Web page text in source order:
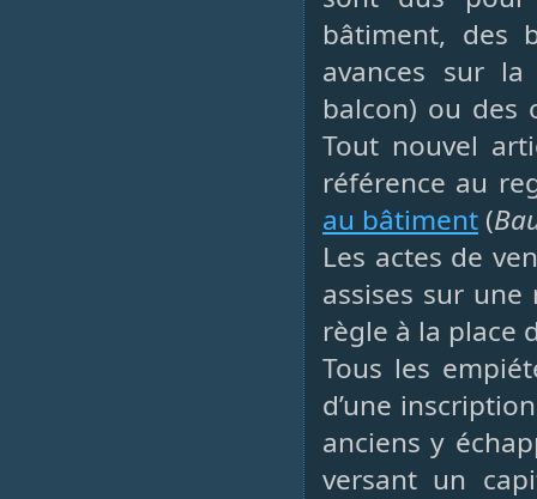
bâtiment, des
avances sur
balcon) ou des
Tout nouvel
référence au
au bâtiment (
Les actes de
assises sur
règle à la place
Tous les
d’une
anciens y
versant un